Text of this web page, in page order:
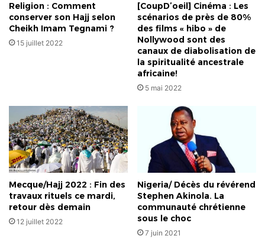
Religion : Comment
conserver son Hajj selon
Cheikh Imam Tegnami ?
15 juillet 2022
[CoupD’oeil] Cinéma : Les
scénarios de près de 80%
des films « hibo » de
Nollywood sont des
canaux de diabolisation de
la spiritualité ancestrale
africaine!
5 mai 2022
Mecque/Hajj 2022 : Fin des
travaux rituels ce mardi,
retour dès demain
12 juillet 2022
Nigeria/ Décès du révérend
Stephen Akinola. La
communauté chrétienne
sous le choc
7 juin 2021